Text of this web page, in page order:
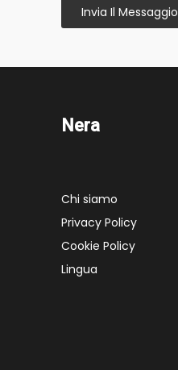
Invia Il Messaggio
Nera
Chi siamo
Privacy Policy
Cookie Policy
Lingua